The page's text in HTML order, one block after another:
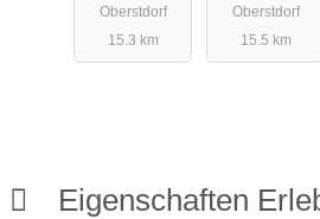
Oberstdorf
15.3 km
Oberstdorf
15.5 km
Eigenschaften